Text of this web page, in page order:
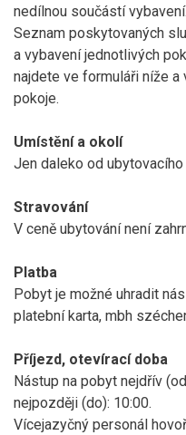
nedílnou součástí vybavení.
Seznam poskytovaných
a vybavení jednotlivých
najdete ve formuláři níže
pokoje.
Umístění a okolí
Jen daleko od
Stravování
V ceně ubytování není
Platba
Pobyt je možné uhradit
platební karta, mbh
Příjezd, otevírací doba
Nástup na pobyt nejdřív
nejpozději (do): 10:00.
Vícejazyčný personál